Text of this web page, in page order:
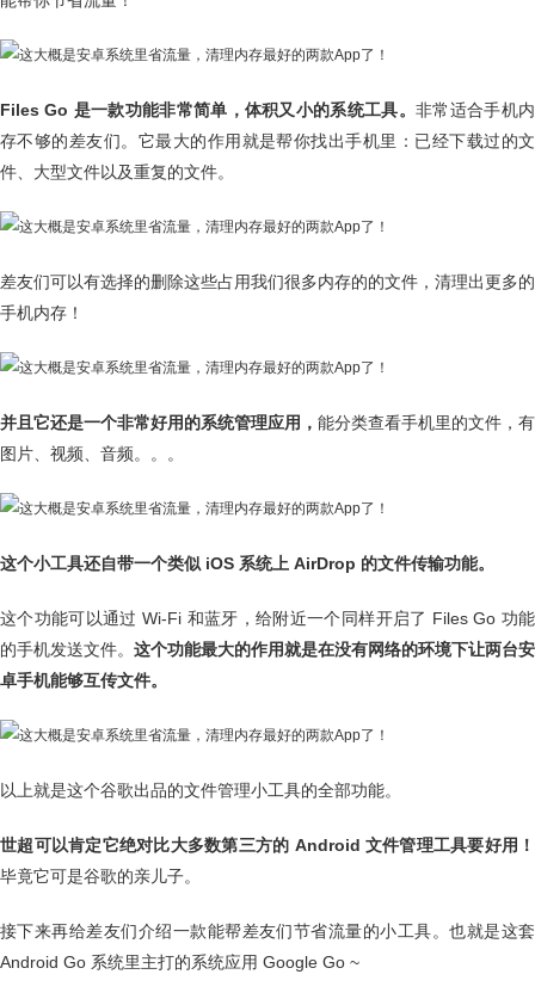
Files Go 是一款功能非常简单，体积又小的系统工具。非常适合手机内
存不够的差友们。它最大的作用就是帮你找出手机里：已经下载过的文
件、大型文件以及重复的文件。
差友们可以有选择的删除这些占用我们很多内存的的文件，清理出更多的
手机内存！
并且它还是一个非常好用的系统管理应用， 能分类查看手机里的文件，有
图片、视频、音频。。。
这个小工具还自带一个类似 iOS 系统上 AirDrop 的文件传输功能。
这个功能可以通过 Wi-Fi 和蓝牙，给附近一个同样开启了 Files Go 功能
的手机发送文件。 这个功能最大的作用就是在没有网络的环境下让两台安
卓手机能够互传文件。
以上就是这个谷歌出品的文件管理小工具的全部功能。
世超可以肯定它绝对比大多数第三方的 Android 文件管理工具要好用！
毕竟它可是谷歌的亲儿子。
接下来再给差友们介绍一款能帮差友们节省流量的小工具。也就是这套
Android Go 系统里主打的系统应用 Google Go ~